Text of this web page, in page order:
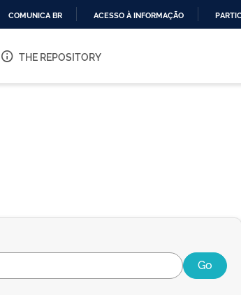
O
COMUNICA BR ACESSO À INFORMAÇÃO
THE REPOSITORY